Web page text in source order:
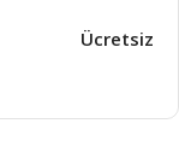
Ücretsiz